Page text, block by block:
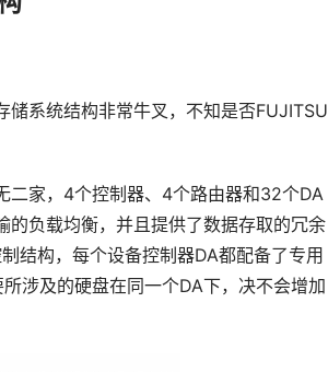
系统结构非常牛叉，不知是否FUJITSU
家，4个控制器、4个路由器和32个DA
的负载均衡，并且提供了数据存取的冗余
结构，每个设备控制器DA都配备了专用
涉及的硬盘在同一个DA下，决不会增加